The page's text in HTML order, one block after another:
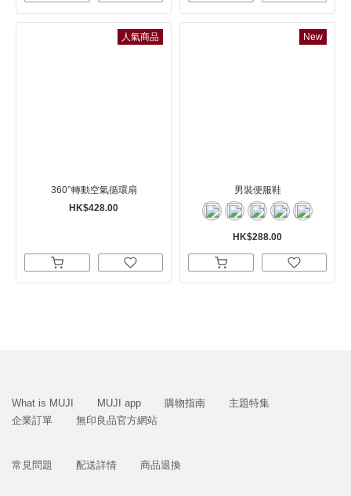
人氣商品
360°轉動空氣循環扇
HK$428.00
New
男裝便服鞋
HK$288.00
What is MUJI MUJI app 購物指南
主題特集
企業訂單
無印良品官方網站
常見問題 配送詳情 商品退換